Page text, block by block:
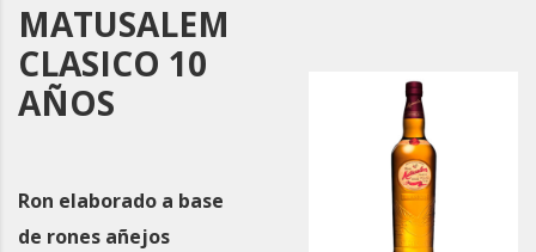
MATUSALEM
CLASICO 10
AÑOS
Ron elaborado a base
de rones añejos